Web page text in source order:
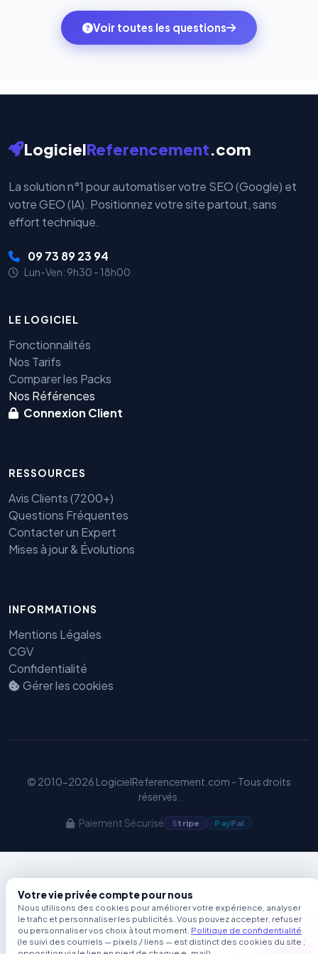
ambitions du moment — sans perdre vos données ni
votre historique.
monde. Vos données bancaires ne transitent jamais
par nos serveurs — elles sont gérées directement et
Voir toutes les questions
LogicielReferencement.com
La solution n°1 pour automatiser votre SEO (Google) et
votre GEO (IA). Positionnez votre site partout, sans
effort technique.
09 73 89 23 94
Lun-Ven: 9h30 - 18h00
LE LOGICIEL
Fonctionnalités
Nos Tarifs
Comparer les Packs
Nos Références
Connexion Client
RESSOURCES
Avis Clients (7200+)
Questions Fréquentes
Contacter un Expert
Mises à jour & Évolutions
INFORMATIONS
Mentions Légales
CGV
Confidentialité
Gérer les cookies
© 2010-2026 LogicielReferencement.com - Tous droits
réservés.
Paiement Sécurisé Stripe PayPal
Votre vie privée compte pour nous
Nous utilisons des cookies pour améliorer votre expérience, analyser
le trafic et personnaliser les publicités. Vous pouvez accepter, refuser
ou personnaliser vos choix à tout moment. Politique de confidentialité
(le suivi des courriels — pixels / liens — est distinct des cookies du site ;